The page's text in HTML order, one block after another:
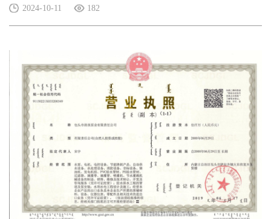
2024-10-11 182